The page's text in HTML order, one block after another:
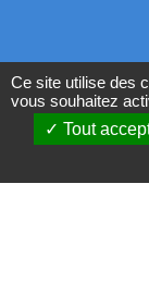
Ce site utilise des
vous souhaitez
Tout